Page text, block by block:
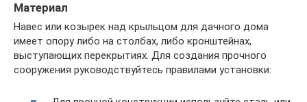
Материал
Навес или козырек над крыльцом для дачного дома
имеет опору либо на столбах, либо кронштейнах,
выступающих перекрытиях. Для создания прочного
сооружения руководствуйтесь правилами установки: